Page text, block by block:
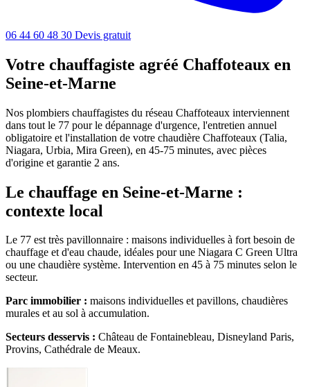
06 44 60 48 30 Devis gratuit
Votre chauffagiste agréé Chaffoteaux en
Seine-et-Marne
Nos plombiers chauffagistes du réseau Chaffoteaux interviennent
dans tout le 77 pour le dépannage d'urgence, l'entretien annuel
obligatoire et l'installation de votre chaudière Chaffoteaux (Talia,
Niagara, Urbia, Mira Green), en 45-75 minutes, avec pièces
d'origine et garantie 2 ans.
Le chauffage en Seine-et-Marne :
contexte local
Le 77 est très pavillonnaire : maisons individuelles à fort besoin de
chauffage et d'eau chaude, idéales pour une Niagara C Green Ultra
ou une chaudière système. Intervention en 45 à 75 minutes selon le
secteur.
Parc immobilier : maisons individuelles et pavillons, chaudières
murales et au sol à accumulation.
Secteurs desservis : Château de Fontainebleau, Disneyland Paris,
Provins, Cathédrale de Meaux.